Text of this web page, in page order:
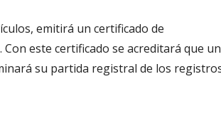
emitirá un certificado de
este certificado se acreditará que un
su partida registral de los